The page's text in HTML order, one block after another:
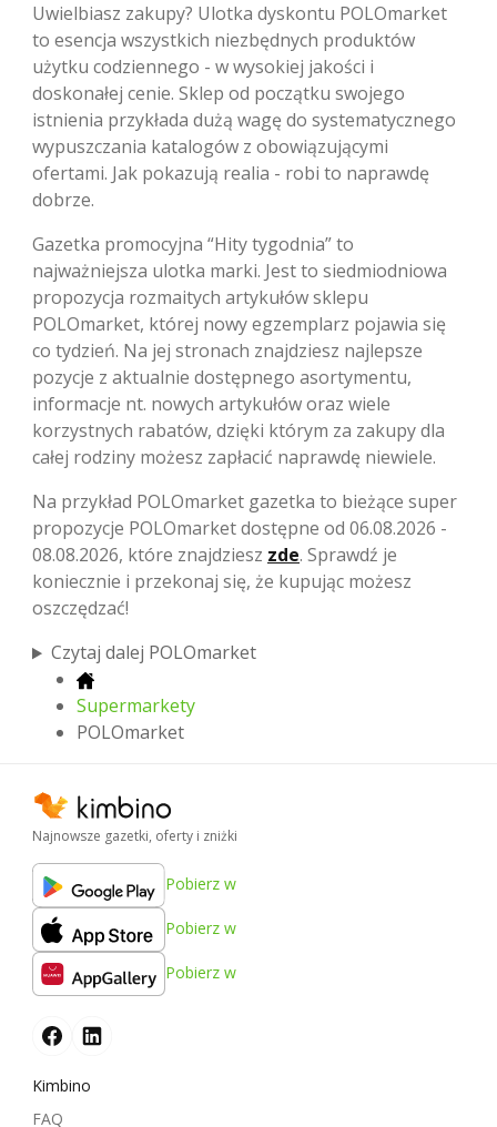
Uwielbiasz zakupy? Ulotka dyskontu POLOmarket
to esencja wszystkich niezbędnych produktów
użytku codziennego - w wysokiej jakości i
doskonałej cenie. Sklep od początku swojego
istnienia przykłada dużą wagę do systematycznego
wypuszczania katalogów z obowiązującymi
ofertami. Jak pokazują realia - robi to naprawdę
dobrze.
Gazetka promocyjna “Hity tygodnia” to
najważniejsza ulotka marki. Jest to siedmiodniowa
propozycja rozmaitych artykułów sklepu
POLOmarket, której nowy egzemplarz pojawia się
co tydzień. Na jej stronach znajdziesz najlepsze
pozycje z aktualnie dostępnego asortymentu,
informacje nt. nowych artykułów oraz wiele
korzystnych rabatów, dzięki którym za zakupy dla
całej rodziny możesz zapłacić naprawdę niewiele.
Na przykład POLOmarket gazetka to bieżące super
propozycje POLOmarket dostępne od 06.08.2026 -
08.08.2026, które znajdziesz zde. Sprawdź je
koniecznie i przekonaj się, że kupując możesz
oszczędzać!
Czytaj dalej POLOmarket
Supermarkety
POLOmarket
Najnowsze gazetki, oferty i zniżki
Pobierz w
Pobierz w
Pobierz w
Kimbino
FAQ